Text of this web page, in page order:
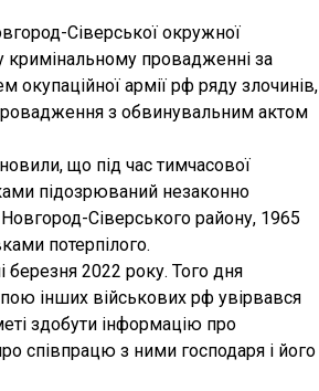
Сіверської окружної
кримінальному провадженні за
армії рф ряду злочинів,
з обвинувальним актом
що під час тимчасової
підозрюваний незаконно
Сіверського району, 1965
потерпілого.
березня 2022 року. Того дня
інших військових рф увірвався
здобути інформацію про
співпрацю з ними господаря і його